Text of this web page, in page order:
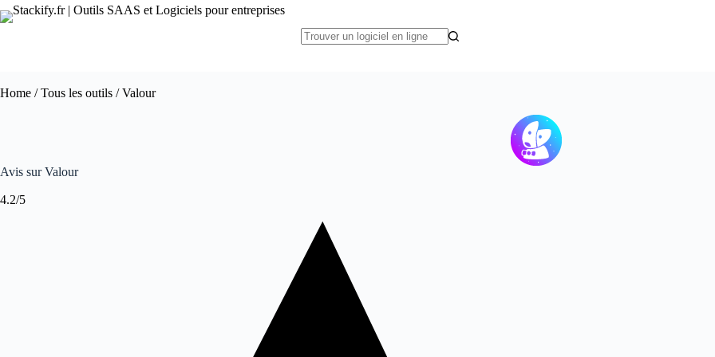
Home /Tous les outils / Valour
Avis sur Valour
4.2/5